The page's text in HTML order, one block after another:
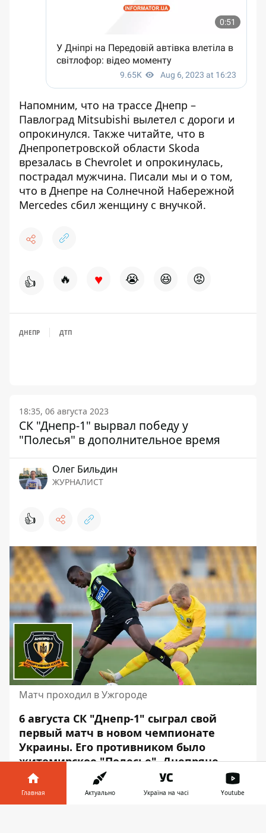
Напомним, что на трассе Днепр –
Павлоград Mitsubishi вылетел с дороги и
опрокинулся. Также читайте, что в
Днепропетровской области Skoda
врезалась в Chevrolet и опрокинулась,
пострадал мужчина. Писали мы и о том,
что в Днепре на Солнечной Набережной
Mercedes сбил женщину с внучкой.
👍 🔥 ♥ 😭 😆 😡
ДНЕПР ДТП
18:35, 06 августа 2023
СК "Днепр-1" вырвал победу у
"Полесья" в дополнительное время
Олег Бильдин
ЖУРНАЛИСТ
👍
Матч проходил в Ужгороде
6 августа СК "Днепр-1" сыграл свой
первый матч в новом чемпионате
Украины. Его противником было
житомирское "Полесье". Днепряне
выиграли со счётом 2:1.
Об этом сообщает Информатор со
Главная Актуально Україна на часі Youtube